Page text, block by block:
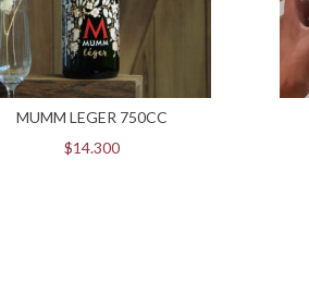
MUMM LEGER 750CC
$14.300